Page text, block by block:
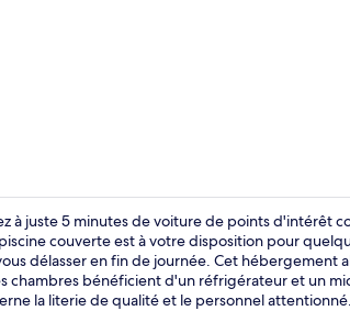
à juste 5 minutes de voiture de points d'intérêt
couverte est à votre disposition pour
délasser en fin de journée. Cet hébergement
chambres bénéficient d'un réfrigérateur et un
la literie de qualité et le personnel attentionné.